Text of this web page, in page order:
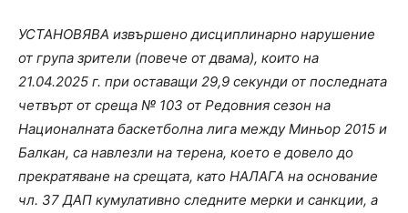
УСТАНОВЯВА извършено дисциплинарно нарушение
от група зрители (повече от двама), които на
21.04.2025 г. при оставащи 29,9 секунди от последната
четвърт от среща № 103 от Редовния сезон на
Националната баскетболна лига между Миньор 2015 и
Балкан, са навлезли на терена, което е довело до
прекратяване на срещата, като НАЛАГА на основание
чл. 37 ДАП кумулативно следните мерки и санкции, а